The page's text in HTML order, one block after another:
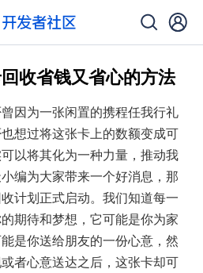
收省钱又省心的方法
因为一张闲置的携程任我行礼
想过将这张卡上的数额变成可
以将其化为一种力量，推动我
编为大家带来一个好消息，那
计划正式启动。我们知道每一
期待和梦想，它可能是你为家
是你送给朋友的一份心意，然
者心意送达之后，这张卡却可